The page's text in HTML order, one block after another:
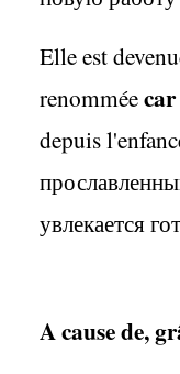
Elle est
renomméecar
depuis
увлекается
A cause de,